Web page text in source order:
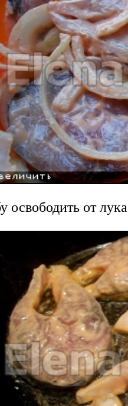
освободить от